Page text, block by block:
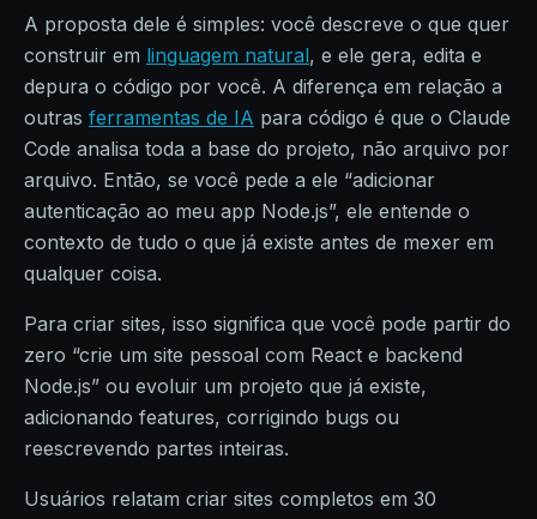
A proposta dele é simples: você descreve o que quer
construir em linguagem natural, e ele gera, edita e
depura o código por você. A diferença em relação a
outras ferramentas de IA para código é que o Claude
Code analisa toda a base do projeto, não arquivo por
arquivo. Então, se você pede a ele “adicionar
autenticação ao meu app Node.js”, ele entende o
contexto de tudo o que já existe antes de mexer em
qualquer coisa.
Para criar sites, isso significa que você pode partir do
zero “crie um site pessoal com React e backend
Node.js” ou evoluir um projeto que já existe,
adicionando features, corrigindo bugs ou
reescrevendo partes inteiras.
Usuários relatam criar sites completos em 30